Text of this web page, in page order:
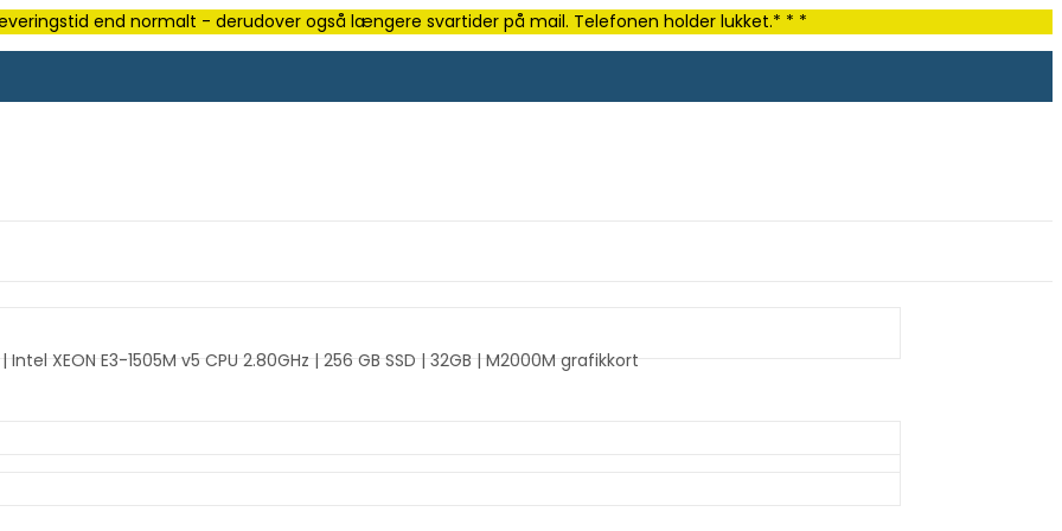
end normalt - derudover også længere svartider på mail. Telefonen holder lukket.* * *
Intel XEON E3-1505M v5 CPU 2.80GHz | 256 GB SSD | 32GB | M2000M grafikkort